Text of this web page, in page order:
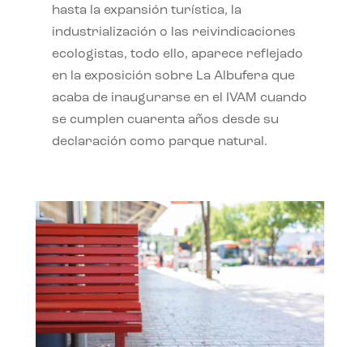
hasta la expansión turística, la
industrialización o las reivindicaciones
ecologistas, todo ello, aparece reflejado
en la exposición sobre La Albufera que
acaba de inaugurarse en el IVAM cuando
se cumplen cuarenta años desde su
declaración como parque natural.